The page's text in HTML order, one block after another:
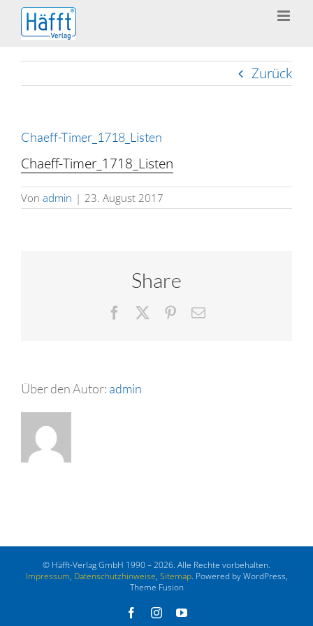
Zum
Inhalt
springen
Zurück
Chaeff-Timer_1718_Listen
Chaeff-Timer_1718_Listen
Von admin | 23. August 2017
Share
Facebook Pinterest
E-
Über den Autor: admin
© Häfft-Verlag GmbH 1990 – 2026. Alle Rechte vorbehalten.
Impressum, Datenschutzhinweise, Sitemap. Powered by WordPress,
Theme Fusion
FacebookInstagramYouTube